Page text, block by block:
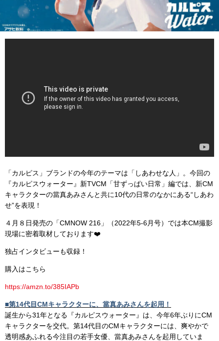
「カルピス」ブランドの今年のテーマは「しあわせな人」。今回の
『カルピスウォーター』新TVCM「甘ずっぱい日常」編では、新CM
キャラクターの當真あみさんと共に10代の日常のなかにある“しあわ
せ”を表現！
４月８日発売の「CMNOW 216」（2022年5-6月号）では本CM撮影
現場に密着取材しております❤️
独占インタビューも収録！
購入はこちら
https://amzn.to/385IAPb
■第14代目CMキャラクターに、當真あみさんを起用！
誕生から31年となる『カルピスウォーター』は、今年6年ぶりにCM
キャラクターを交代。第14代目のCMキャラクターには、爽やかで
透明感あふれる今注目の若手女優、當真あみさんを起用していま